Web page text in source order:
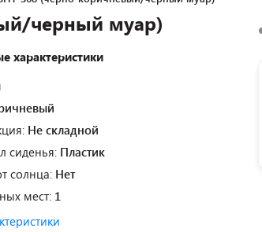
черный муар)
характеристики
Не складной
сиденья: Пластик
солнца: Нет
мест: 1